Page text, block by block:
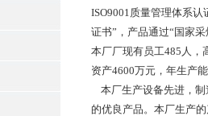
ISO9001质量管理体系
证书”，产品通过“国家
本厂厂现有员工485人，
资产4600万元，年生产
本厂生产设备先进，制
的优良产品。本厂生产